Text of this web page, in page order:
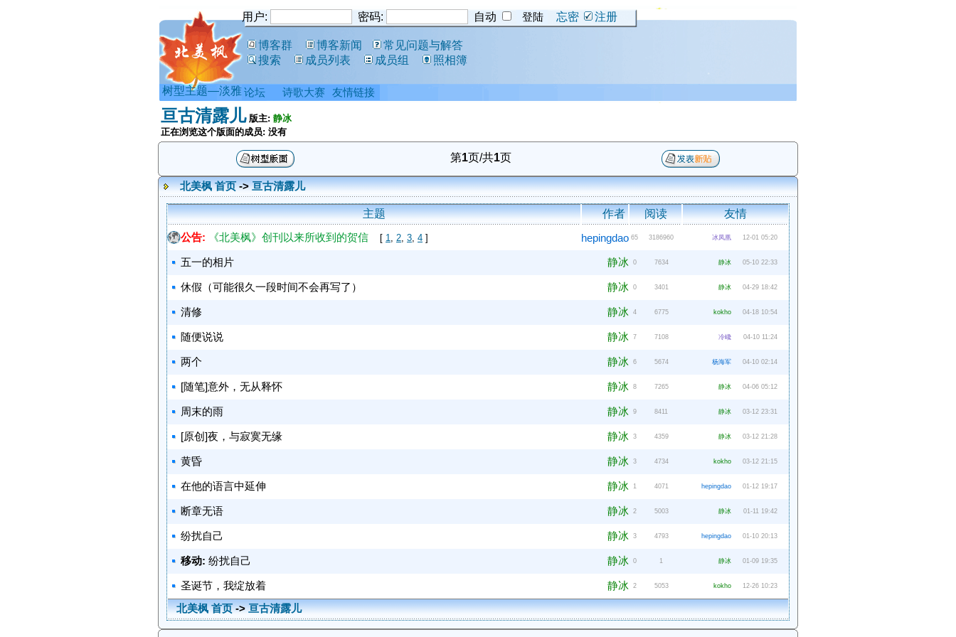
用户: 密码: 自动 忘密 注册
博客群 博客新闻
常见问题与解答
搜索
成员列表 成员组 照相簿
树型主题—淡雅
亘古清露儿 版主: 静冰
正在浏览这个版面的成员: 没有
第1页/共1页
北美枫 首页->亘古清露儿
主题 作者 阅读
友情
公告:
《北美枫》创刊以来所收到的贺信 [ 1, 2, 3, 4 ] hepingdao 65 3186960 冰凤凰 12-01 05:20
五一的相片 静冰 0 7634 静冰 05-10 22:33
休假（可能很久一段时间不会再写了） 静冰 0 3401 静冰 04-29 18:42
清修 静冰 4 6775 kokho 04-18 10:54
随便说说 静冰 7 7108 冷巉 04-10 11:24
两个 静冰 6 5674 杨海军 04-10 02:14
[随笔]意外，无从释怀 静冰 8 7265 静冰 04-06 05:12
周末的雨 静冰 9 8411 静冰 03-12 23:31
[原创]夜，与寂寞无缘 静冰 3 4359 静冰 03-12 21:28
黄昏 静冰 3 4734 kokho 03-12 21:15
在他的语言中延伸 静冰 1 4071 hepingdao 01-12 19:17
断章无语 静冰 2 5003 静冰 01-11 19:42
纷扰自己 静冰 3 4793 hepingdao 01-10 20:13
移动: 纷扰自己 静冰 0 1 静冰 01-09 19:35
圣诞节，我绽放着 静冰 2 5053 kokho 12-26 10:23
北美枫 首页->亘古清露儿
论坛 诗歌大赛 友情链接